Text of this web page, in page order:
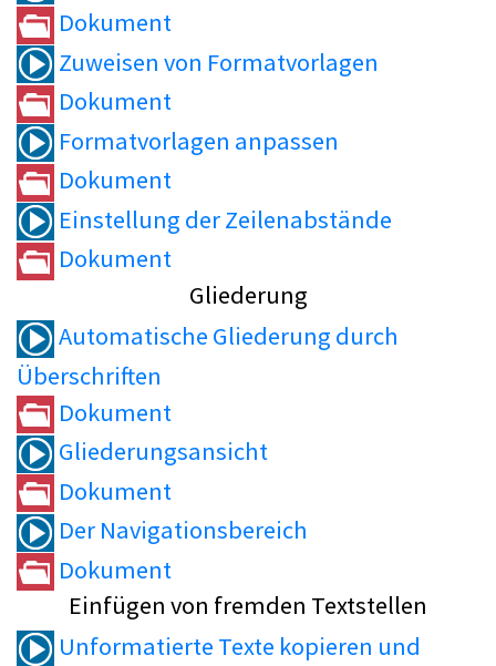
Dokument
Zuweisen von Formatvorlagen
Dokument
Formatvorlagen anpassen
Dokument
Einstellung der Zeilenabstände
Dokument
Gliederung
Automatische Gliederung durch
Überschriften
Dokument
Gliederungsansicht
Dokument
Der Navigationsbereich
Dokument
Einfügen von fremden Textstellen
Unformatierte Texte kopieren und